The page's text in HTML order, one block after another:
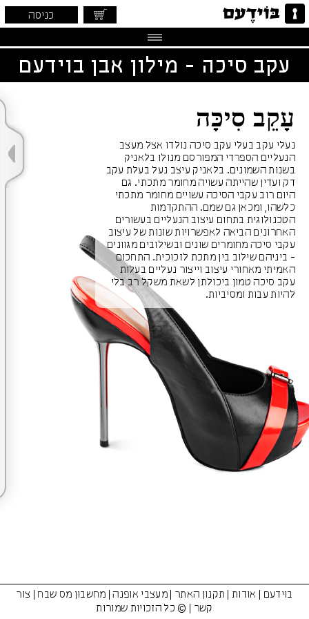
כניסה
עקב סיכה - מילון אבן בוידעם
עָקֵב סִיכָּה
נעלי עקב בעלי עקב סיכה נולדו אצל מעצב
הנעליים הספרדי המפורסם מנולו בלאניק
בשנות השמונים. בלאניק עיצב נעל בעלת עקב
דק ועדין שהייתה עשויה מחומר מתכתי. גם
היום רוב עקבי הסיכה עשויים מחומר מתכתי
כלשהו, ומכאן גם שמם. ההתקדמות
הטכנולוגית בתחום עיצוב הנעליים בעשורים
האחרונים הביאה לאפשרויות שונות של עיצוב
עקבי סיכה מחומרים שונים ובשילובים מגוונים
- ביניהם שילוב בין מתכת לזכוכית. התחכום
האמיתי מאחורי עיצוב וייצור נעליים בעלות
עקב סיכה טמון ביכולתן לשאת משקל רב בלי
להיות עבות ומסיביות.
בוידעם אודות| תקנון האתר |מעצבי אופנה| מחשבון מס שבח
צור
קשר
| © כל הזכויות שמורות